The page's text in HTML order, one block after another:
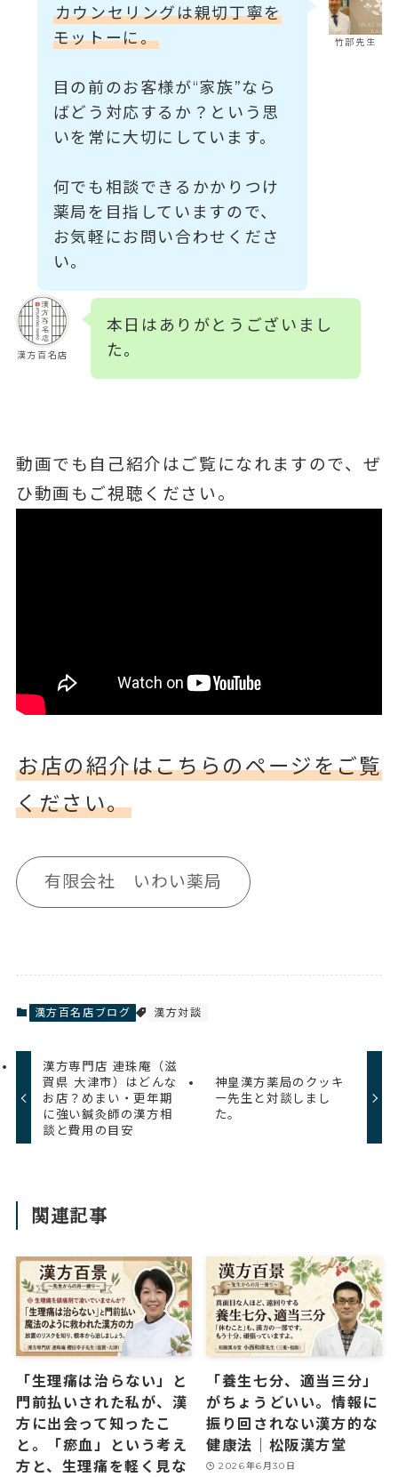
竹部先生
カウンセリングは親切丁寧を
モットーに。
目の前のお客様が“家族”なら
ばどう対応するか？という思
いを常に大切にしています。
何でも相談できるかかりつけ
薬局を目指していますので、
お気軽にお問い合わせくださ
い。
漢方百名店
本日はありがとうございまし
た。
動画でも自己紹介はご覧になれますので、ぜ
ひ動画もご視聴ください。
お店の紹介はこちらのページをご覧
ください。
有限会社 いわい薬局
漢方百名店ブログ 漢方対談
漢方専門店 連珠庵（滋
賀県 大津市）はどんな
お店？めまい・更年期
に強い鍼灸師の漢方相
談と費用の目安
神皇漢方薬局のクッキ
ー先生と対談しまし
た。
関連記事
「生理痛は治らない」と
門前払いされた私が、漢
方に出会って知ったこ
と。「瘀血」という考え
方と、生理痛を軽く見な
「養生七分、適当三分」
がちょうどいい。情報に
振り回されない漢方的な
健康法｜松阪漢方堂
2026年6月30日